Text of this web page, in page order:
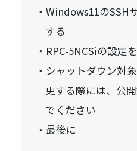
Windows11のSSH
する
RPC-5NCSiの設定
シャットダウン対
更する際には、公
でください
最後に